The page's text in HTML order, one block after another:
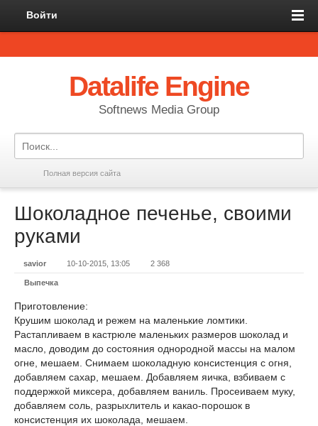
Войти
Datalife Engine
Softnews Media Group
Полная версия сайта
Шоколадное печенье, своими
руками
savior 10-10-2015, 13:05 2 368
Выпечка
Приготовление:
Крушим шоколад и режем на маленькие ломтики.
Растапливаем в кастрюле маленьких размеров шоколад и
масло, доводим до состояния однородной массы на малом
огне, мешаем. Снимаем шоколадную консистенция с огня,
добавляем сахар, мешаем. Добавляем яичка, взбиваем с
поддержкой миксера, добавляем ваниль. Просеиваем муку,
добавляем соль, разрыхлитель и какао-порошок в
консистенция их шоколада, мешаем.